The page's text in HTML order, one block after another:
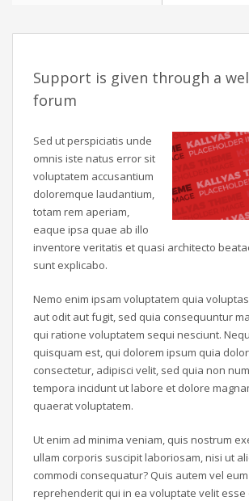
Support is given through a
forum
Sed ut perspiciatis unde
omnis iste natus error sit
voluptatem accusantium
doloremque laudantium,
totam rem aperiam,
eaque ipsa quae ab illo
inventore veritatis et quasi architecto
sunt explicabo.
Nemo enim ipsam voluptatem quia
aut odit aut fugit, sed quia consequuntur
qui ratione voluptatem sequi nesciunt.
quisquam est, qui dolorem ipsum quia
consectetur, adipisci velit, sed quia non
tempora incidunt ut labore et dolore
quaerat voluptatem.
Ut enim ad minima veniam, quis nostrum
ullam corporis suscipit laboriosam, nisi ut
commodi consequatur? Quis autem vel
reprehenderit qui in ea voluptate velit esse